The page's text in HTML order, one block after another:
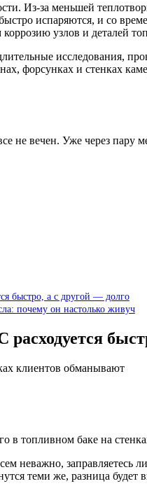
Из-за меньшей
испаряются, и со
узлов и деталей
исследования,
форсунках и стенках
вечен. Уже через пару
быстро, а с другой — долго
почему он настолько живуч
клиентов обманывают
в топливном баке на
неважно,
теми же, разница будет